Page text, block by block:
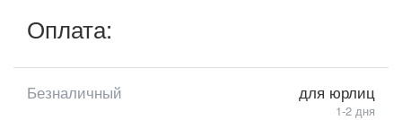
Оплата:
Безналичный для юрлиц
1-2 дня